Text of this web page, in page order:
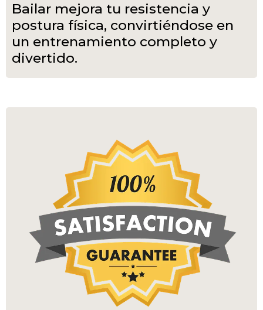
Bailar mejora tu resistencia y
postura física, convirtiéndose en
un entrenamiento completo y
divertido.